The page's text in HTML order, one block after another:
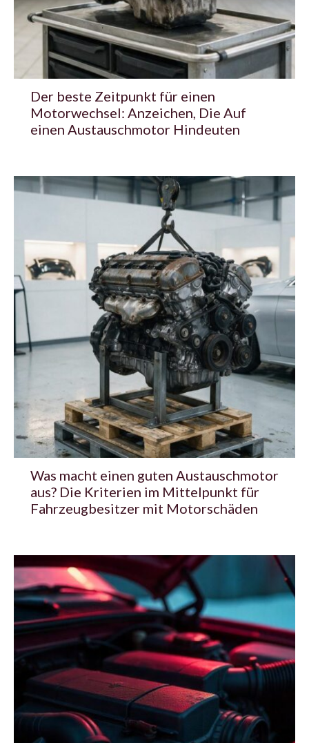
Der beste Zeitpunkt für einen
Motorwechsel: Anzeichen, Die Auf
einen Austauschmotor Hindeuten
Was macht einen guten Austauschmotor
aus? Die Kriterien im Mittelpunkt für
Fahrzeugbesitzer mit Motorschäden